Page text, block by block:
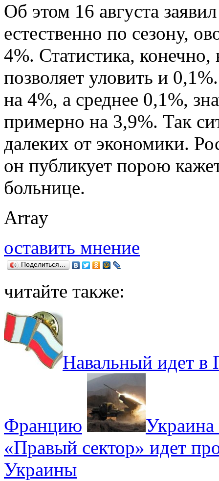
Об этом 16 августа
естественно по сезону,
4%. Статистика,
позволяет уловить и
на 4%, а среднее 0,1%,
примерно на 3,9%. Так
далеких от экономики.
он публикует порою
больнице.
Array
оставить мнение
Поделиться…
читайте также:
Навальный идет в
Францию
Украина
«Правый сектор» идет
Украины